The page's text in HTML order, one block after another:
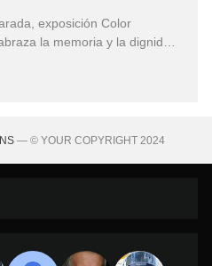
exposición Color
la memoria y la dignidad
voz para permanecer en la
— © YOUR COPYRIGHT 2024